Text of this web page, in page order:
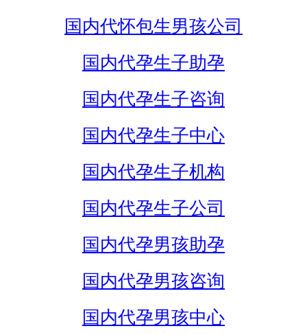
国内代怀包生男孩公司
国内代孕生子助孕
国内代孕生子咨询
国内代孕生子中心
国内代孕生子机构
国内代孕生子公司
国内代孕男孩助孕
国内代孕男孩咨询
国内代孕男孩中心